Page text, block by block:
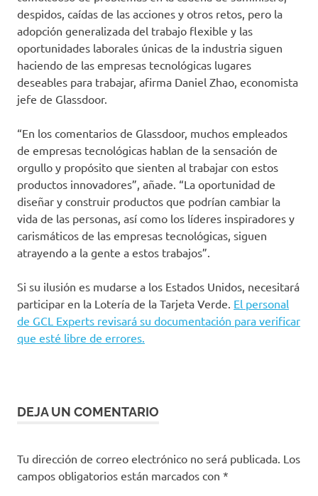
despidos, caídas de las acciones y otros retos, pero la
adopción generalizada del trabajo flexible y las
oportunidades laborales únicas de la industria siguen
haciendo de las empresas tecnológicas lugares
deseables para trabajar, afirma Daniel Zhao, economista
jefe de Glassdoor.
“En los comentarios de Glassdoor, muchos empleados
de empresas tecnológicas hablan de la sensación de
orgullo y propósito que sienten al trabajar con estos
productos innovadores”, añade. “La oportunidad de
diseñar y construir productos que podrían cambiar la
vida de las personas, así como los líderes inspiradores y
carismáticos de las empresas tecnológicas, siguen
atrayendo a la gente a estos trabajos”.
Si su ilusión es mudarse a los Estados Unidos, necesitará
participar en la Lotería de la Tarjeta Verde. El personal
de GCL Experts revisará su documentación para verificar
que esté libre de errores.
DEJA UN COMENTARIO
Tu dirección de correo electrónico no será publicada. Los
campos obligatorios están marcados con *